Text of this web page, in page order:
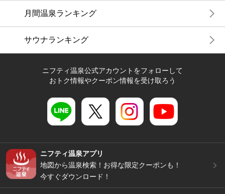
月間温泉ランキング
サウナランキング
ニフティ温泉公式アカウントをフォローして
おトク情報やクーポン情報を受け取ろう
ニフティ温泉アプリ
地図から温泉検索！お得な限定クーポンも！
今すぐダウンロード！